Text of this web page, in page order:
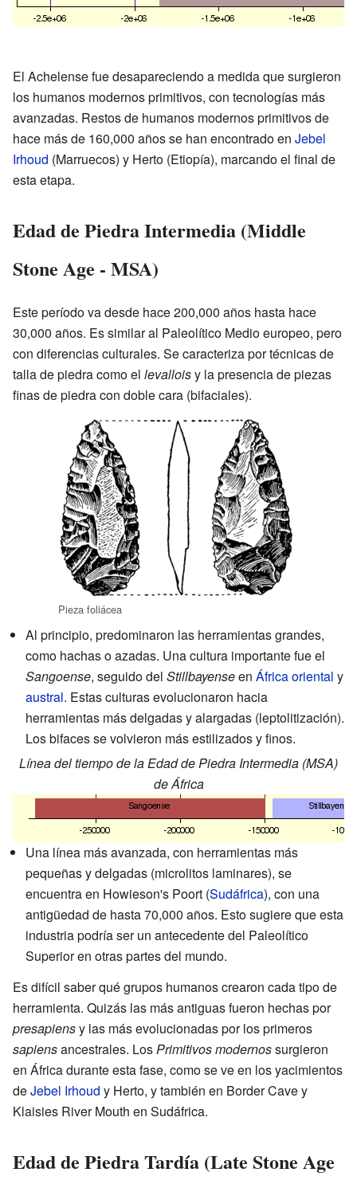
El Achelense fue desapareciendo a medida que surgieron
los humanos modernos primitivos, con tecnologías más
avanzadas. Restos de humanos modernos primitivos de
hace más de 160,000 años se han encontrado en Jebel
Irhoud (Marruecos) y Herto (Etiopía), marcando el final de
esta etapa.
Edad de Piedra Intermedia (Middle
Stone Age - MSA)
Este período va desde hace 200,000 años hasta hace
30,000 años. Es similar al Paleolítico Medio europeo, pero
con diferencias culturales. Se caracteriza por técnicas de
talla de piedra como el levalloisy la presencia de piezas
finas de piedra con doble cara (bifaciales).
Pieza foliácea
Al principio, predominaron las herramientas grandes,
como hachas o azadas. Una cultura importante fue el
Sangoense, seguido del Stillbayenseen África oriental y
austral. Estas culturas evolucionaron hacia
herramientas más delgadas y alargadas (leptolitización).
Los bifaces se volvieron más estilizados y finos.
Línea del tiempo de la Edad de Piedra Intermedia (MSA)
de África
Una línea más avanzada, con herramientas más
pequeñas y delgadas (microlitos laminares), se
encuentra en Howieson's Poort (Sudáfrica), con una
antigüedad de hasta 70,000 años. Esto sugiere que esta
industria podría ser un antecedente del Paleolítico
Superior en otras partes del mundo.
Es difícil saber qué grupos humanos crearon cada tipo de
herramienta. Quizás las más antiguas fueron hechas por
presapiensy las más evolucionadas por los primeros
sapiensancestrales. Los Primitivos modernossurgieron
en África durante esta fase, como se ve en los yacimientos
deJebel Irhoud y Herto, y también en Border Cave y
Klaisies River Mouth en Sudáfrica.
Edad de Piedra Tardía (Late Stone Age